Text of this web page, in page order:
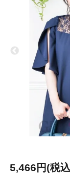
5,466円(税